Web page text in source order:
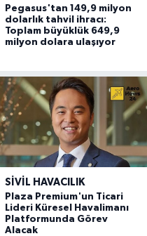
Pegasus'tan 149,9 milyon
dolarlık tahvil ihracı:
Toplam büyüklük 649,9
milyon dolara ulaşıyor
SIVIL HAVACILIK
Plaza Premium'un Ticari
Lideri Küresel Havalimanı
Platformunda Görev
Alacak